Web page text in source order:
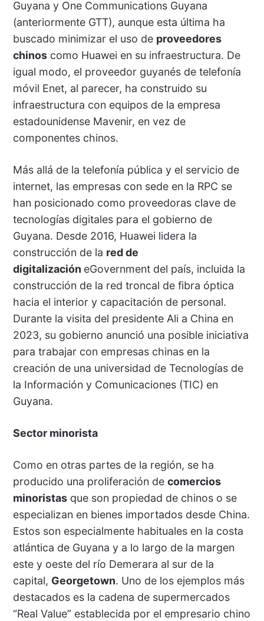
Guyana y One Communications Guyana
(anteriormente GTT), aunque esta última ha
buscado minimizar el uso de proveedores
chinoscomo Huawei en su infraestructura. De
igual modo, el proveedor guyanés de telefonía
móvil Enet, al parecer, ha construido su
infraestructura con equipos de la empresa
estadounidense Mavenir, en vez de
componentes chinos.
Más allá de la telefonía pública y el servicio de
internet, las empresas con sede en la RPC se
han posicionado como proveedoras clave de
tecnologías digitales para el gobierno de
Guyana. Desde 2016, Huawei lidera la
construcción de la red de
digitalización eGovernment del país, incluida la
construcción de la red troncal de fibra óptica
hacia el interior y capacitación de personal.
Durante la visita del presidente Ali a China en
2023, su gobierno anunció una posible iniciativa
para trabajar con empresas chinas en la
creación de una universidad de Tecnologías de
la Información y Comunicaciones (TIC) en
Guyana.
Sector minorista
Como en otras partes de la región, se ha
producido una proliferación de comercios
minoristasque son propiedad de chinos o se
especializan en bienes importados desde China.
Estos son especialmente habituales en la costa
atlántica de Guyana y a lo largo de la margen
este y oeste del río Demerara al sur de la
capital, Georgetown. Uno de los ejemplos más
destacados es la cadena de supermercados
“Real Value” establecida por el empresario chino